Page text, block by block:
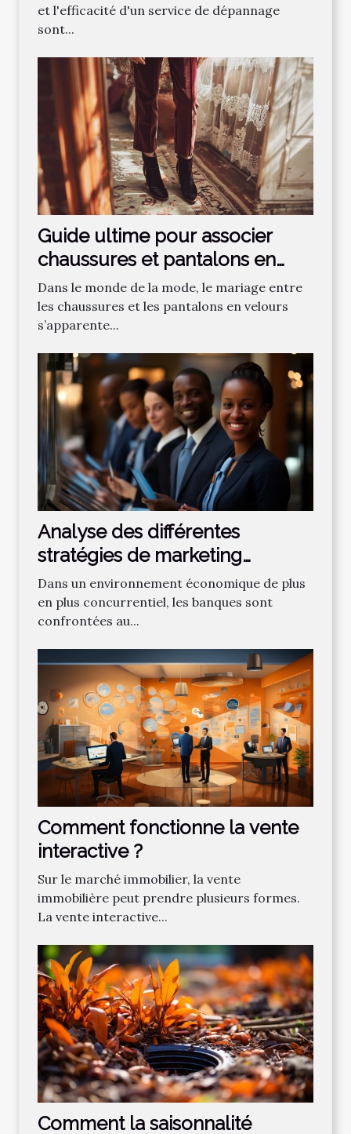
et l'efficacité d'un service de dépannage
sont...
Guide ultime pour associer
chaussures et pantalons en
velours
Dans le monde de la mode, le mariage entre
les chaussures et les pantalons en velours
s’apparente...
Analyse des différentes
stratégies de marketing
bancaire pour attirer de
nouveaux clients
Dans un environnement économique de plus
en plus concurrentiel, les banques sont
confrontées au...
Comment fonctionne la vente
interactive ?
Sur le marché immobilier, la vente
immobilière peut prendre plusieurs formes.
La vente interactive...
Comment la saisonnalité